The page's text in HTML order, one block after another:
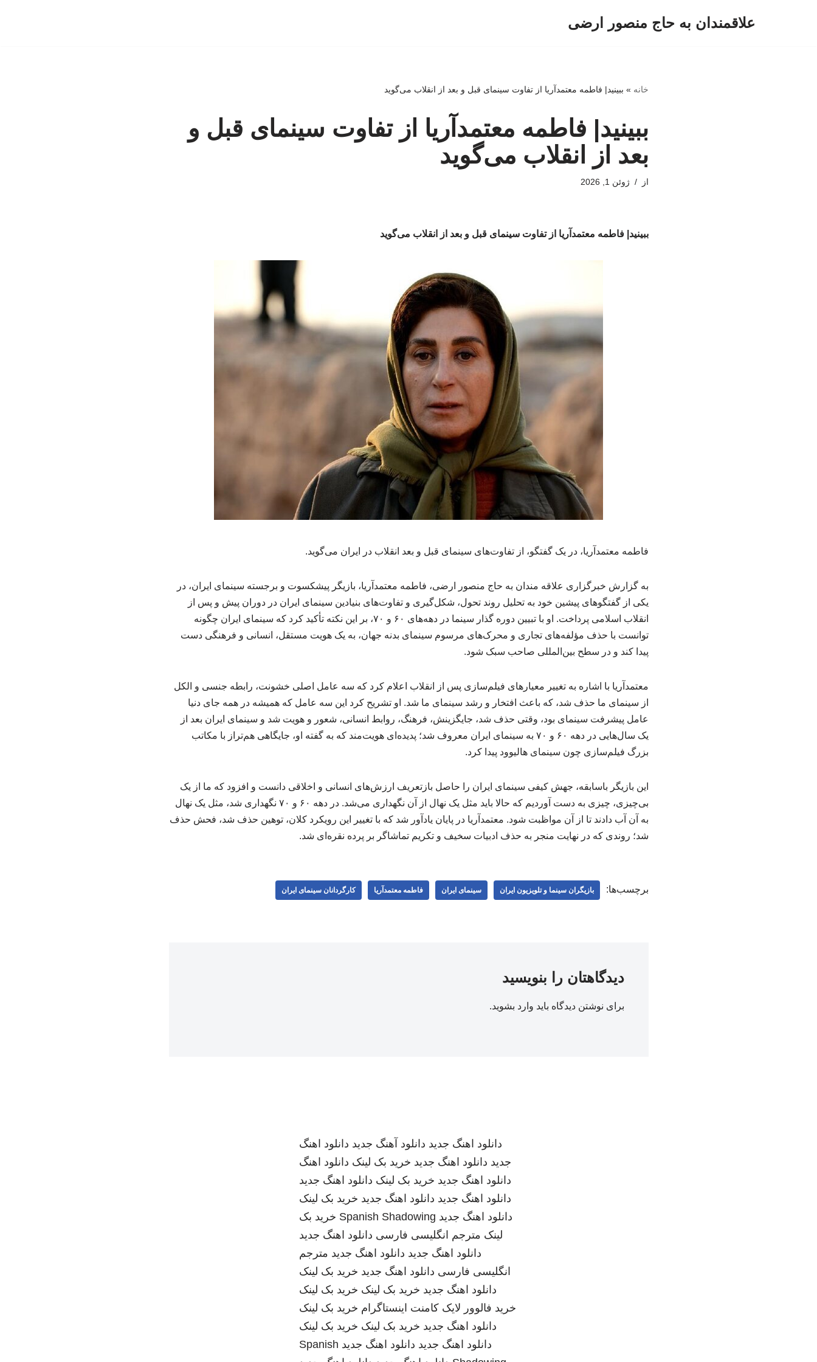
علاقمندان به حاج منصور ارضی
خانه » ببینید| فاطمه معتمدآریا از تفاوت سینمای قبل و بعد از انقلاب می‌گوید
ببینید| فاطمه معتمدآریا از تفاوت سینمای قبل و
بعد از انقلاب می‌گوید
از ژوئن 1, 2026
ببینید| فاطمه معتمدآریا از تفاوت سینمای قبل و بعد از انقلاب می‌گوید
فاطمه معتمدآریا، در یک گفتگو، از تفاوت‌های سینمای قبل و بعد انقلاب در ایران می‌گوید.
به گزارش خبرگزاری علاقه مندان به حاج منصور ارضی، فاطمه معتمدآریا، بازیگر پیشکسوت و برجسته سینمای ایران، در
یکی از گفتگوهای پیشین خود به تحلیل روند تحول، شکل‌گیری و تفاوت‌های بنیادین سینمای ایران در دوران پیش و پس از
انقلاب اسلامی پرداخت. او با تبیین دوره گذار سینما در دهه‌های ۶۰ و ۷۰، بر این نکته تأکید کرد که سینمای ایران چگونه
توانست با حذف مؤلفه‌های تجاری و محرک‌های مرسوم سینمای بدنه جهان، به یک هویت مستقل، انسانی و فرهنگی دست
پیدا کند و در سطح بین‌المللی صاحب سبک شود.
معتمدآریا با اشاره به تغییر معیارهای فیلم‌سازی پس از انقلاب اعلام کرد که سه عامل اصلی خشونت، رابطه جنسی و الکل
از سینمای ما حذف شد، که باعث افتخار و رشد سینمای ما شد. او تشریح کرد این سه عامل که همیشه در همه جای دنیا
عامل پیشرفت سینمای بود، وقتی حذف شد، جایگزینش، فرهنگ، روابط انسانی، شعور و هویت شد و سینمای ایران بعد از
یک سال‌هایی در دهه ۶۰ و ۷۰ به سینمای ایران معروف شد؛ پدیده‌ای هویت‌مند که به گفته او، جایگاهی هم‌تراز با مکاتب
بزرگ فیلم‌سازی چون سینمای هالیوود پیدا کرد.
این بازیگر باسابقه، جهش کیفی سینمای ایران را حاصل بازتعریف ارزش‌های انسانی و اخلاقی دانست و افزود که ما از یک
بی‌چیزی، چیزی به دست آوردیم که حالا باید مثل یک نهال از آن نگهداری می‌شد. در دهه ۶۰ و ۷۰ نگهداری شد، مثل یک نهال
به آن آب دادند تا از آن مواظبت شود. معتمدآریا در پایان یادآور شد که با تغییر این رویکرد کلان، توهین حذف شد، فحش حذف
شد؛ روندی که در نهایت منجر به حذف ادبیات سخیف و تکریم تماشاگر بر پرده نقره‌ای شد.
برچسب‌ها: بازیگران سینما و تلویزیون ایران سینمای ایران فاطمه معتمدآریا کارگردانان سینمای ایران
دیدگاهتان را بنویسید
برای نوشتن دیدگاه باید وارد بشوید.
دانلود اهنگ جدید دانلود آهنگ جدید دانلود اهنگ
جدید دانلود اهنگ جدید خرید بک لینک دانلود اهنگ
دانلود اهنگ جدید خرید بک لینک دانلود اهنگ جدید
دانلود اهنگ جدید دانلود اهنگ جدید خرید بک لینک
دانلود اهنگ جدید Spanish Shadowing خرید بک
لینک مترجم انگلیسی فارسی دانلود اهنگ جدید
دانلود اهنگ جدید دانلود اهنگ جدید مترجم
انگلیسی فارسی دانلود اهنگ جدید خرید بک لینک
دانلود اهنگ جدید خرید بک لینک خرید بک لینک
خرید فالوور لایک کامنت اینستاگرام خرید بک لینک
دانلود اهنگ جدید خرید بک لینک خرید بک لینک
دانلود اهنگ جدید دانلود اهنگ جدید Spanish